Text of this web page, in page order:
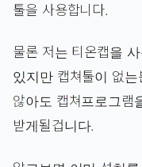
툴을 사용합니다.
물론 저는 티온캡을
있지만 캡쳐툴이 없
않아도 캡쳐프로그램
받게될겁니다.